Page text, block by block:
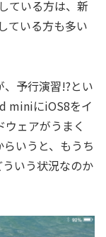
ている方は、新
ている方も多い
予行演習!?とい
miniにiOS8をイ
ェアがうまく
いうと、もうち
いう状況なのか